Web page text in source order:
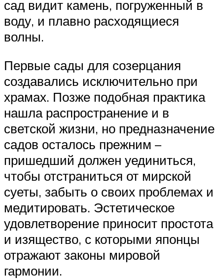
сад видит камень, погруженный в
воду, и плавно расходящиеся
волны.
Первые сады для созерцания
создавались исключительно при
храмах. Позже подобная практика
нашла распространение и в
светской жизни, но предназначение
садов осталось прежним –
пришедший должен уединиться,
чтобы отстраниться от мирской
суеты, забыть о своих проблемах и
медитировать. Эстетическое
удовлетворение приносит простота
и изящество, с которыми японцы
отражают законы мировой
гармонии.